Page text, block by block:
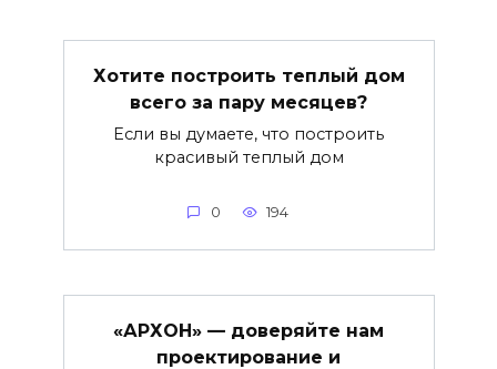
Хотите построить теплый дом
всего за пару месяцев?
Если вы думаете, что построить
красивый теплый дом
0 194
«АРХОН» — доверяйте нам
проектирование и